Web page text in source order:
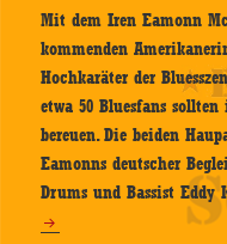
Mit dem Iren Eamonn
kommenden
Hochkaräter der
etwa 50 Bluesfans
bereuen. Die beiden
Eamonns deutscher
Drums und Bassist